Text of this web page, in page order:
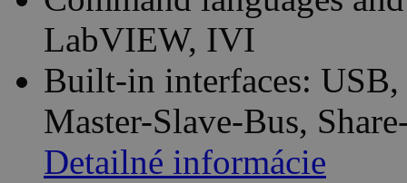
LabVIEW, IVI
Built-in interfaces:
Master-Slave-Bus,
Detailné informácie